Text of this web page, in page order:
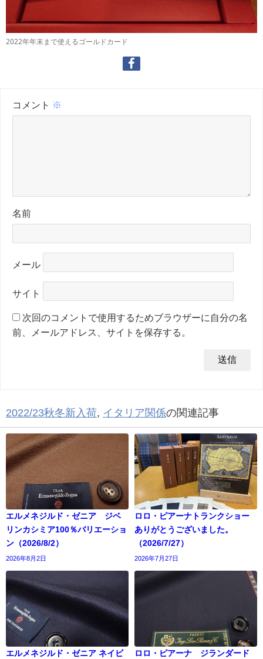
2022年年末まで使えるゴールドカード
コメント ※
名前
メール
サイト
次回のコメントで使用するためブラウザーに自分の名
前、メールアドレス、サイトを保存する。
2022/23秋冬新入荷, イタリア関係の関連記事
エルメネジルド・ゼニア ジベ
リンカシミア100％バリエーショ
ン（2026/8/2）
2026年8月2日
ロロ・ピアーナトランクショー
ありがとうございました。
（2026/7/27）
2026年7月27日
エルメネジルド・ゼニア ネイビ ロロ・ピアーナ ジランダード